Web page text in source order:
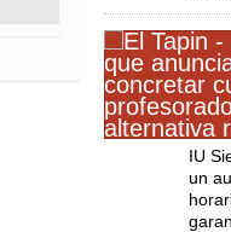
IU
un